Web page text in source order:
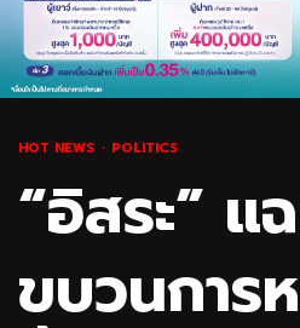
HOT NEWS POLITICS
“อิสระ” แฉ
ขบวนการ